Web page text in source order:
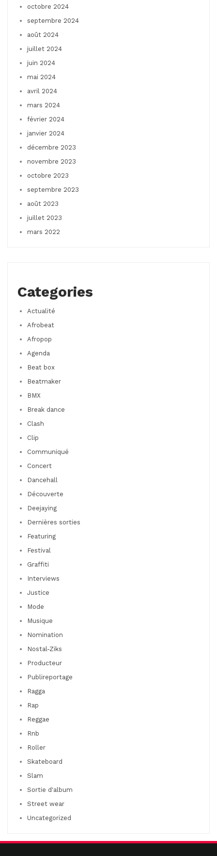
octobre 2024
septembre 2024
août 2024
juillet 2024
juin 2024
mai 2024
avril 2024
mars 2024
février 2024
janvier 2024
décembre 2023
novembre 2023
octobre 2023
septembre 2023
août 2023
juillet 2023
mars 2022
Categories
Actualité
Afrobeat
Afropop
Agenda
Beat box
Beatmaker
BMX
Break dance
Clash
Clip
Communiqué
Concert
Dancehall
Découverte
Deejaying
Dernières sorties
Featuring
Festival
Graffiti
Interviews
Justice
Mode
Musique
Nomination
Nostal-Ziks
Producteur
Publireportage
Ragga
Rap
Reggae
Rnb
Roller
Skateboard
Slam
Sortie d'album
Street wear
Uncategorized